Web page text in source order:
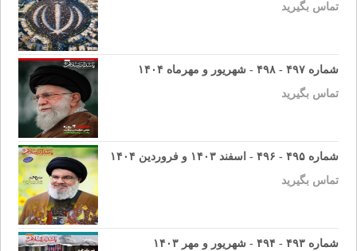
تماس بگیرید
شماره ۴۹۷ - ۴۹۸ - شهریور و مهرماه ۱۴۰۴
تماس بگیرید
شماره ۴۹۵ - ۴۹۶ - اسفند ۱۴۰۳ و فروردین ۱۴۰۴
تماس بگیرید
شماره ۴۹۳ - ۴۹۴ - شهریور و مهر ۱۴۰۳